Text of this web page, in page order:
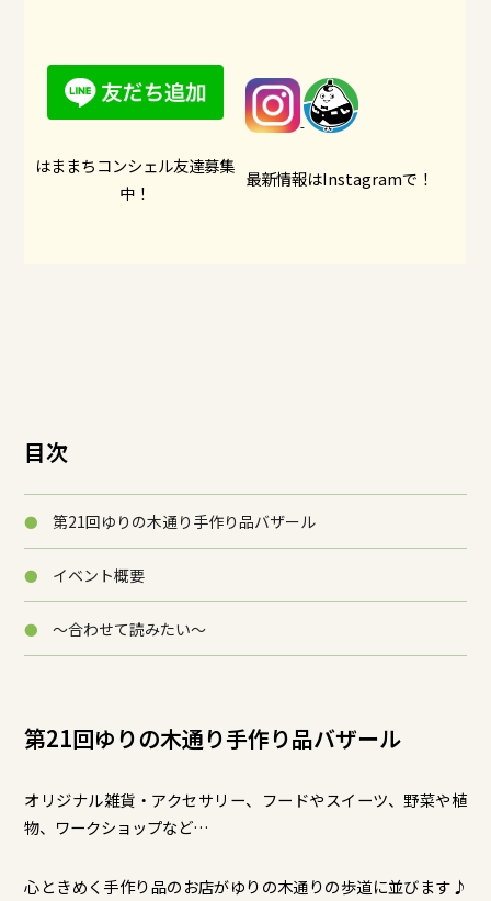
はままちコンシェル友達募集
中！
最新情報はInstagramで！
目次
第21回ゆりの木通り手作り品バザール
イベント概要
～合わせて読みたい～
第21回ゆりの木通り手作り品バザール
オリジナル雑貨・アクセサリー、フードやスイーツ、野菜や植
物、ワークショップなど…
心ときめく手作り品のお店がゆりの木通りの歩道に並びます♪